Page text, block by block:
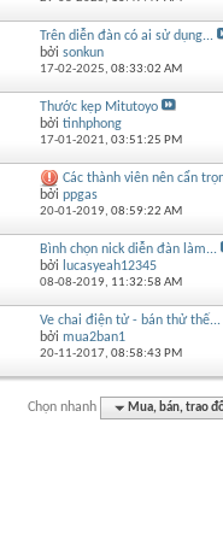
Trên diễn đàn có ai sử dụng...
bởisonkun
17-02-2025,08:33:02 AM
Thước kẹp Mitutoyo
bởitinhphong
17-01-2021,03:51:25 PM
Các thành viên nên cẩn
bởippgas
20-01-2019,08:59:22 AM
Bình chọn nick diễn đàn làm...
bởi lucasyeah12345
08-08-2019, 11:32:58 AM
Ve chai điện tử - bán thử thế...
bởimua2ban1
20-11-2017,08:58:43 PM
Chọn nhanh Mua, bán, trao